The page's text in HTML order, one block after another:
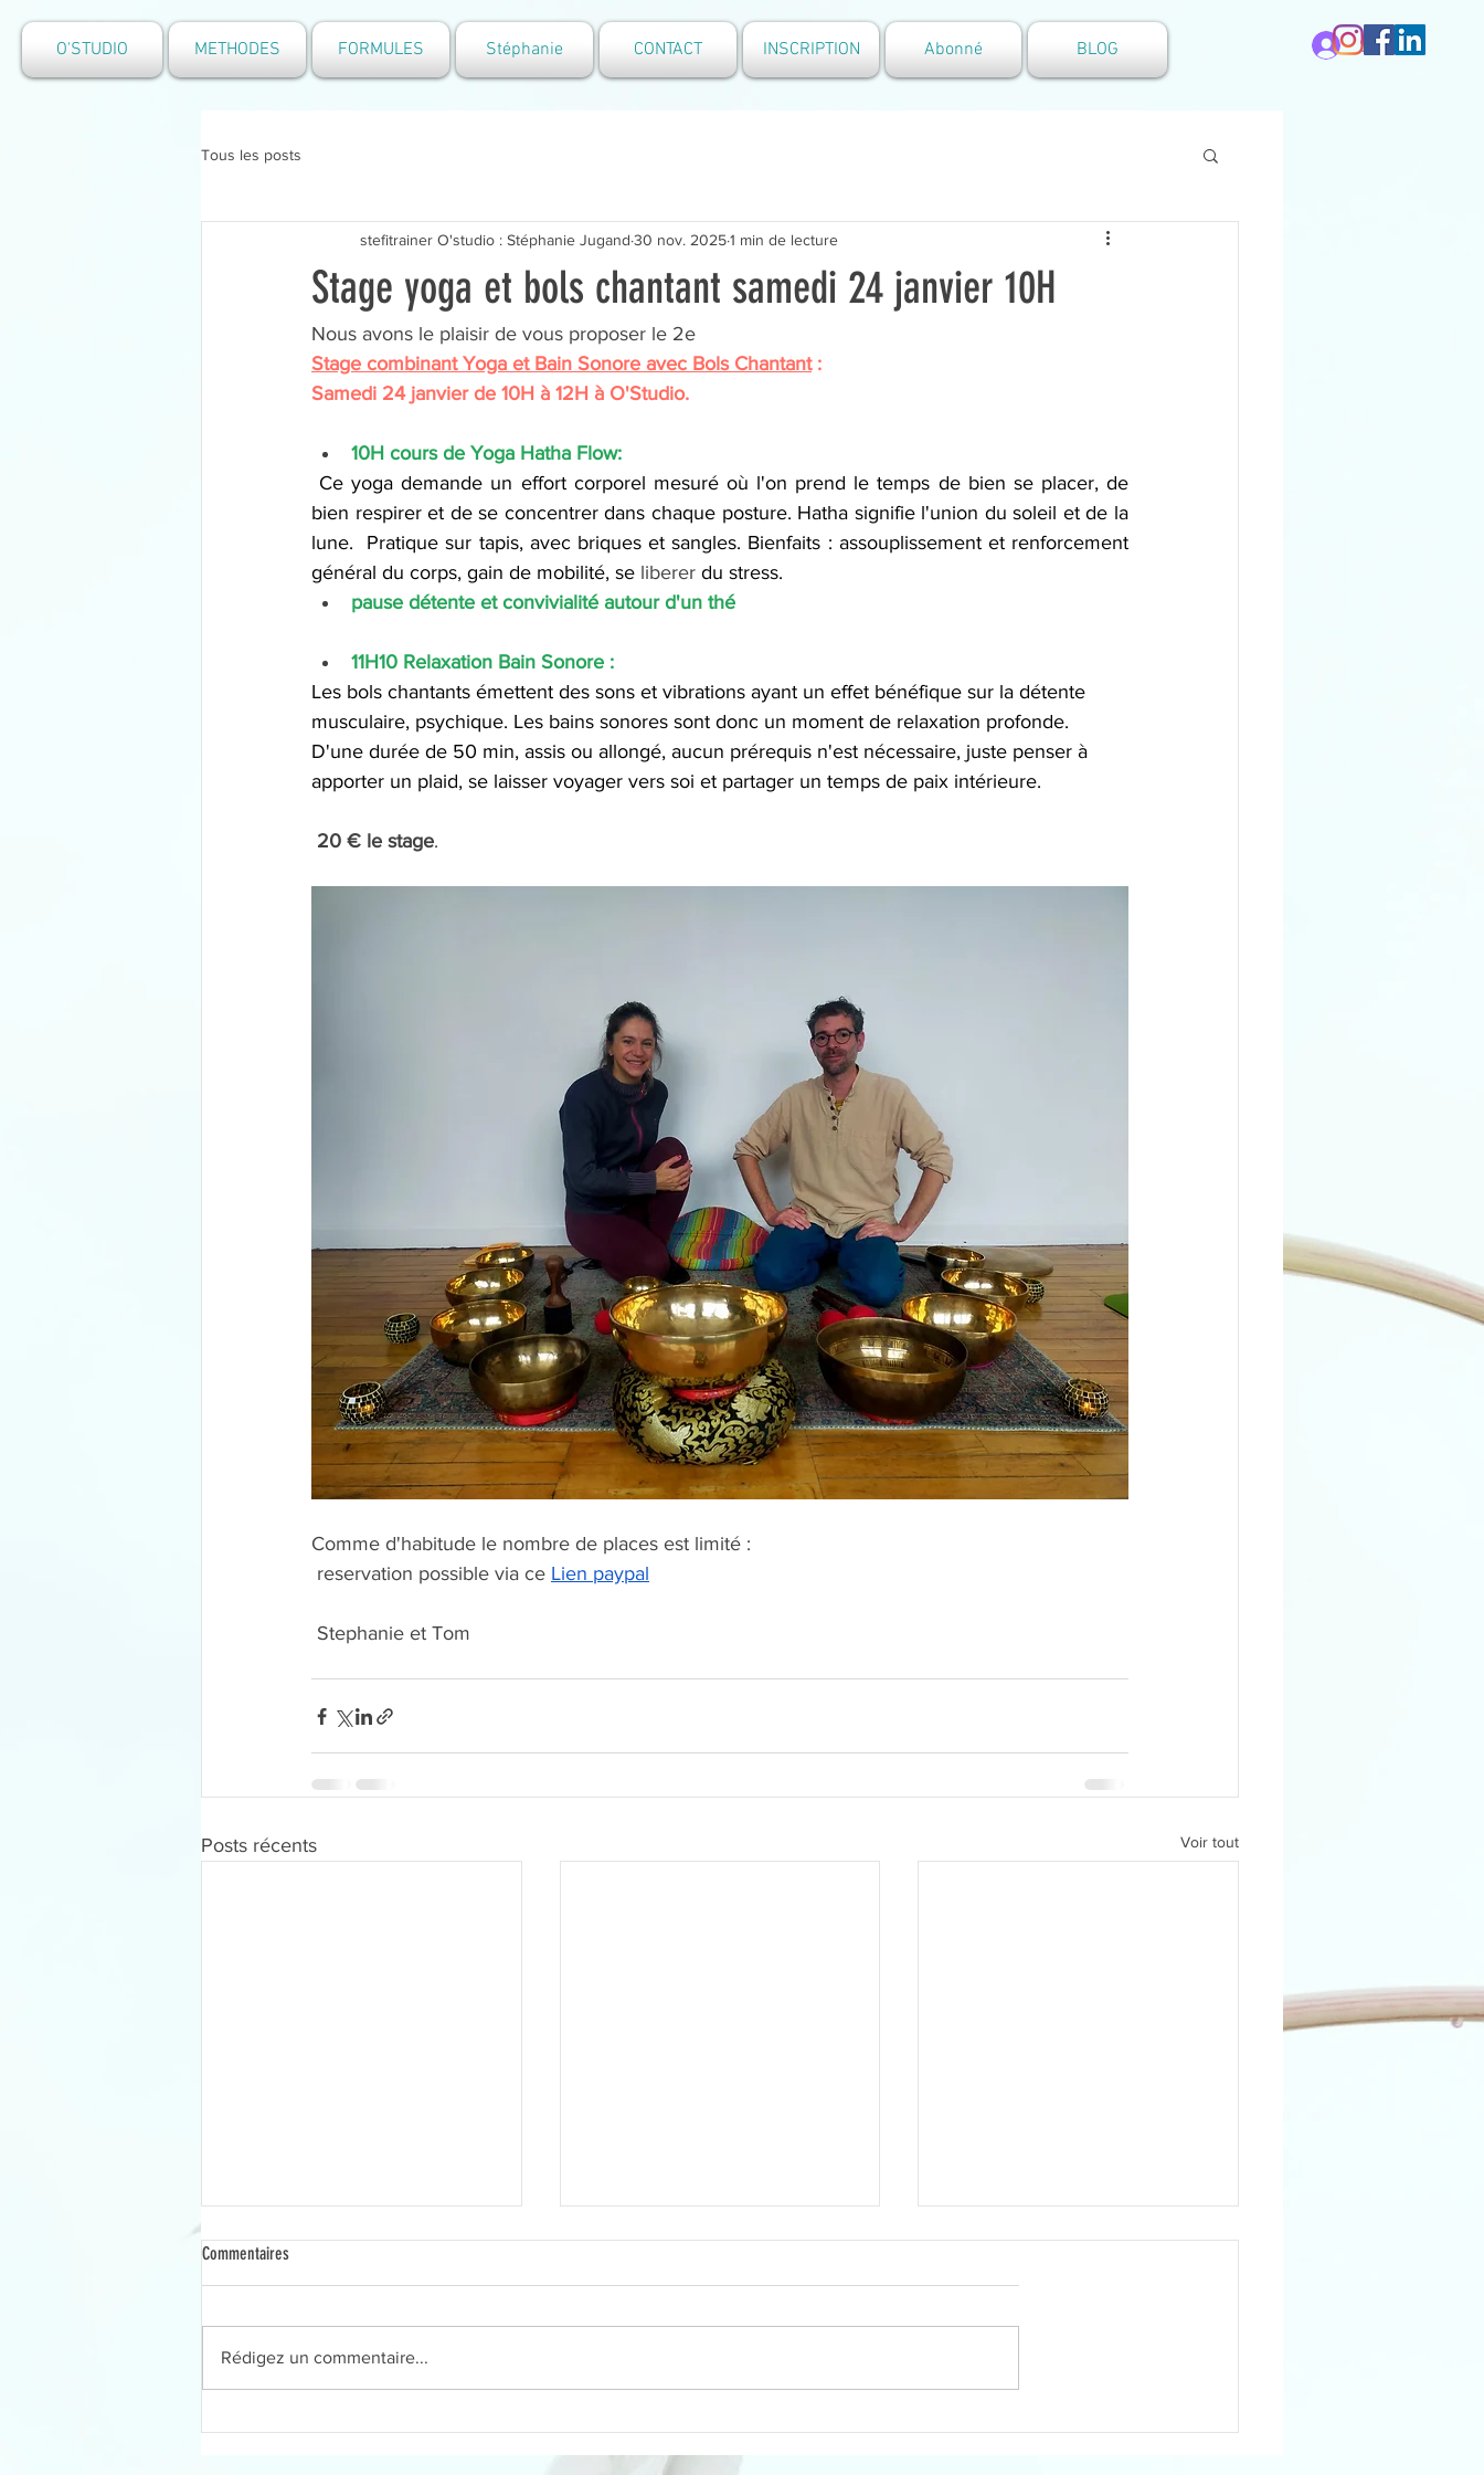
O'STUDIO METHODES FORMULES Stéphanie CONTACT INSCRIPTION Abonné BLOG Se connecter
Tous les posts
Stage yoga et bols chantant samedi 24 janvier 10H
stefitrainer O'studio : Stéphanie Jugand 30 nov. 20251 min de lecture
Nous avons le plaisir de vous proposer le 2e
Stage combinant Yoga et Bain Sonore avec Bols Chantant :
Samedi 24 janvier de 10H à 12H à O'Studio.
10H cours de Yoga Hatha Flow:
Ce yoga demande un effort corporel mesuré où l'on prend le temps de bien se placer, de
bien respirer et de se concentrer dans chaque posture. Hatha signifie l'union du soleil et de la
lune.  Pratique sur tapis, avec briques et sangles. Bienfaits : assouplissement et renforcement
général du corps, gain de mobilité, se liberer du stress.
pause détente et convivialité autour d'un thé
11H10 Relaxation Bain Sonore :
Les bols chantants émettent des sons et vibrations ayant un effet bénéfique sur la détente
musculaire, psychique. Les bains sonores sont donc un moment de relaxation profonde.
D'une durée de 50 min, assis ou allongé, aucun prérequis n'est nécessaire, juste penser à
apporter un plaid, se laisser voyager vers soi et partager un temps de paix intérieure.
20 € le stage.
Comme d'habitude le nombre de places est limité :
reservation possible via ce Lien paypal
Stephanie et Tom
Posts récents Voir tout
Commentaires
Rédigez un commentaire...